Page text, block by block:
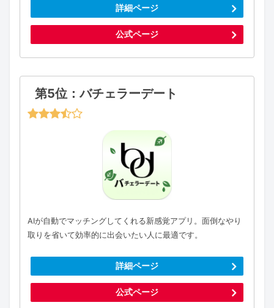
詳細ページ
公式ページ
第5位：バチェラーデート
AIが自動でマッチングしてくれる新感覚アプリ。面倒なやり
取りを省いて効率的に出会いたい人に最適です。
詳細ページ
公式ページ